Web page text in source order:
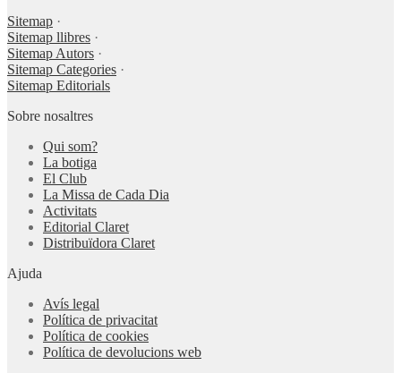
Sitemap ·
Sitemap llibres ·
Sitemap Autors ·
Sitemap Categories ·
Sitemap Editorials
Sobre nosaltres
Qui som?
La botiga
El Club
La Missa de Cada Dia
Activitats
Editorial Claret
Distribuïdora Claret
Ajuda
Avís legal
Política de privacitat
Política de cookies
Política de devolucions web